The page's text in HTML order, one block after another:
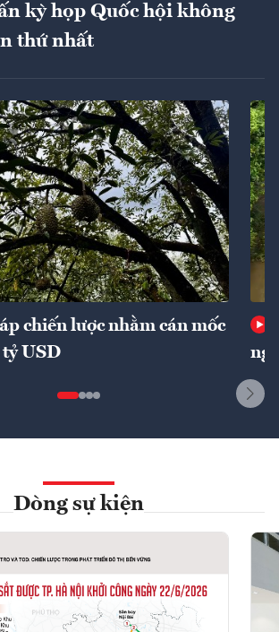
kỳ họp Quốc hội không
thứ nhất
chiến lược nhằm cán mốc
USD
Dòng sự kiện